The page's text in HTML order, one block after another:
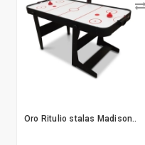
Oro Ritulio stalas Madison..